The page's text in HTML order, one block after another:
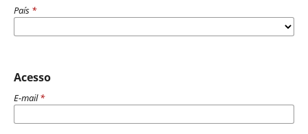
País *
Acesso
E-mail*